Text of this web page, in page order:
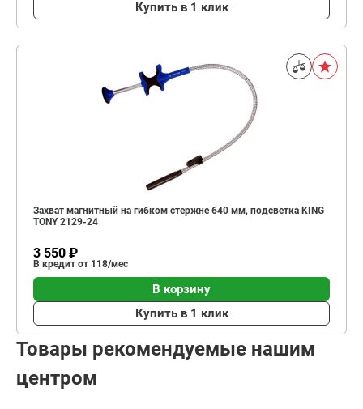
Купить в 1 клик
Захват магнитный на гибком стержне 640 мм, подсветка KING
TONY 2129-24
3 550 ₽
В кредит от 118/мес
В корзину
Купить в 1 клик
Товары рекомендуемые нашим
центром